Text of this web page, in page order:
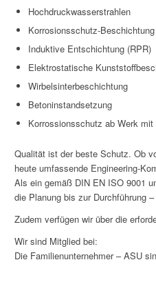
Hochdruckwasserstrahlen
Korrosionsschutz-
Induktive Entschichtung (RPR)
Elektrostatische
Wirbelsinterbeschichtung
Betoninstandsetzung
Korrossionsschutz ab Werk
Qualität ist der beste Schutz. Ob
heute umfassende Engineering-
Als ein gemäß DIN EN ISO 9001
die Planung bis zur Durchführung
Zudem verfügen wir über die
Wir sind Mitglied bei:
Die Familienunternehmer – ASU